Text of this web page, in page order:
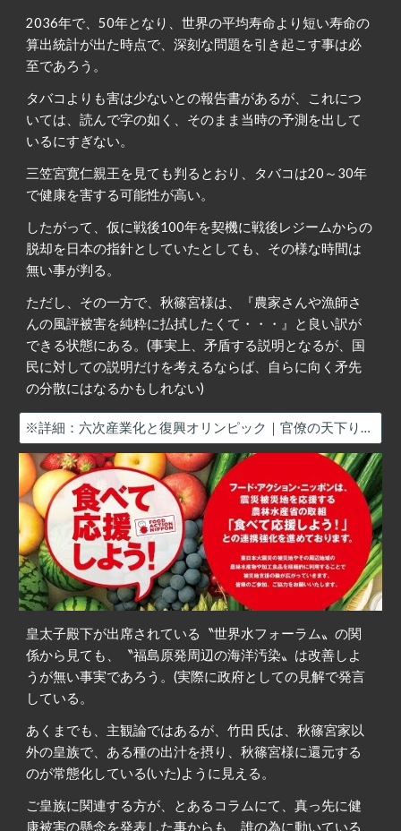
2036年で、50年となり、世界の平均寿命より短い寿命の
算出統計が出た時点で、深刻な問題を引き起こす事は必
至であろう。
タバコよりも害は少ないとの報告書があるが、これにつ
いては、読んで字の如く、そのまま当時の予測を出して
いるにすぎない。
三笠宮寛仁親王を見ても判るとおり、タバコは20～30年
で健康を害する可能性が高い。
したがって、仮に戦後100年を契機に戦後レジームからの
脱却を日本の指針としていたとしても、その様な時間は
無い事が判る。
ただし、その一方で、秋篠宮様は、『農家さんや漁師さ
んの風評被害を純粋に払拭したくて・・・』と良い訳が
できる状態にある。(事実上、矛盾する説明となるが、国
民に対しての説明だけを考えるならば、自らに向く矛先
の分散にはなるかもしれない)
※詳細：六次産業化と復興オリンピック｜官僚の天下り先を確保する事業と美智子様の関係
皇太子殿下が出席されている〝世界水フォーラム〟の関
係から見ても、〝福島原発周辺の海洋汚染〟は改善しよ
うが無い事実であろう。(実際に政府としての見解で発言
している。
あくまでも、主観論ではあるが、竹田 氏は、秋篠宮家以
外の皇族で、ある種の出汁を摂り、秋篠宮様に還元する
のが常態化している(いた)ように見える。
ご皇族に関連する方が、とあるコラムにて、真っ先に健
康被害の懸念を発表した事からも、誰の為に動いている